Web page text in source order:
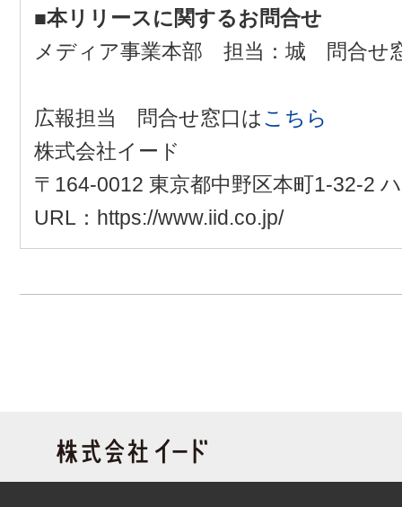
■本リリースに関するお問合せ
メディア事業本部 担当：城 問合せ
広報担当 問合せ窓口はこちら
株式会社イード
〒164-0012 東京都中野区本町1-32-2
URL：https://www.iid.co.jp/